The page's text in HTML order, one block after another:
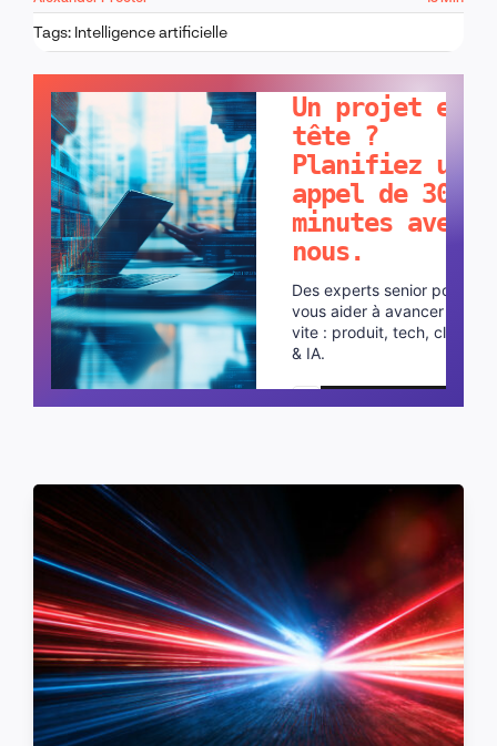
Tags: Intelligence artificielle
Un projet en
tête ?
Planifiez un
appel de 30
minutes avec
nous.
Des experts senior pour
vous aider à avancer plus
vite : produit, tech, cloud
& IA.
Planifier un appel